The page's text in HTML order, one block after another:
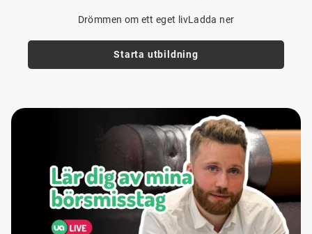
Drömmen om ett eget livLadda ner
Starta utbildning